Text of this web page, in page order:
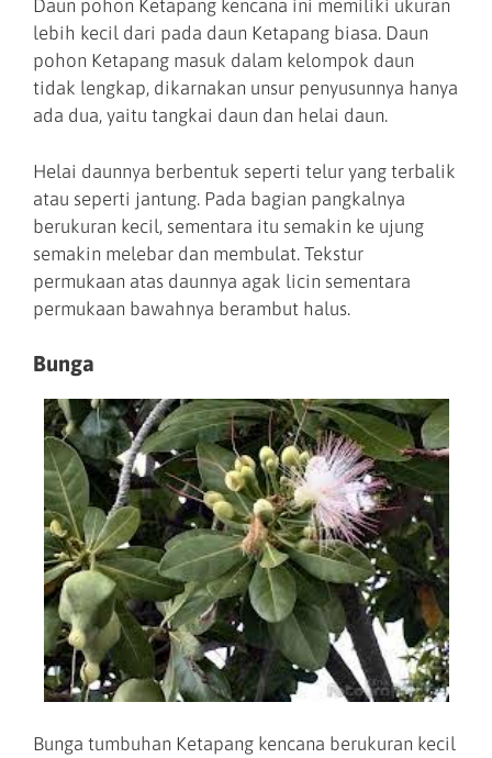
Daun pohon Ketapang kencana ini memiliki ukuran
lebih kecil dari pada daun Ketapang biasa. Daun
pohon Ketapang masuk dalam kelompok daun
tidak lengkap, dikarnakan unsur penyusunnya hanya
ada dua, yaitu tangkai daun dan helai daun.
Helai daunnya berbentuk seperti telur yang terbalik
atau seperti jantung. Pada bagian pangkalnya
berukuran kecil, sementara itu semakin ke ujung
semakin melebar dan membulat. Tekstur
permukaan atas daunnya agak licin sementara
permukaan bawahnya berambut halus.
Bunga
Bunga tumbuhan Ketapang kencana berukuran kecil